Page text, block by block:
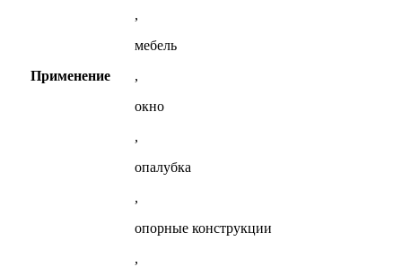
Применение
,
мебель
,
окно
,
опалубка
,
опорные конструкции
,